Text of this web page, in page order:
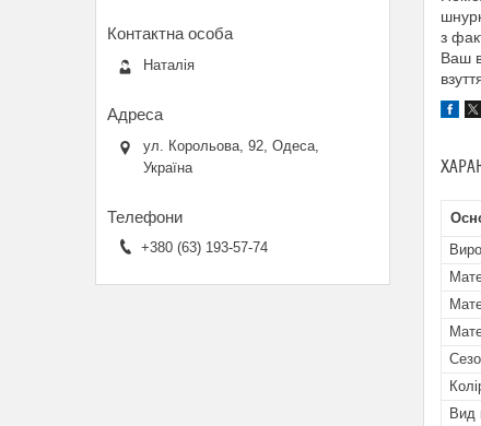
з
Ваш
Вид
Наталія
ул. Корольова, 92, Одеса,
Україна
+380 (63) 193-57-74